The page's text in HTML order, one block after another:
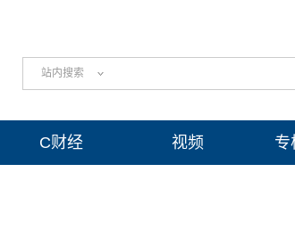
站内搜索
C财经 视频 专